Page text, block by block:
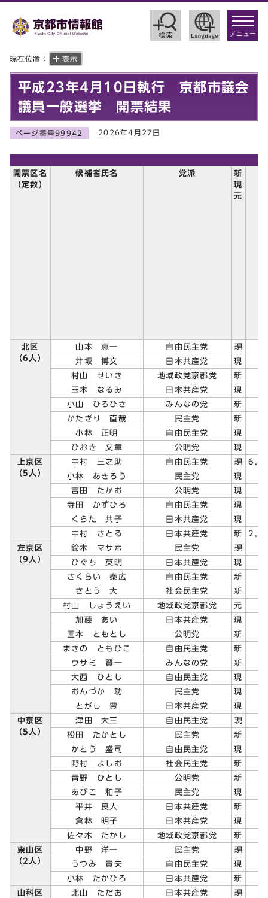
toggle
メニュー
現在位置： 表示
平成23年4月10日執行 京都市議会
議員一般選挙 開票結果
ページ番号99942 2026年4月27日
開票区名
（定数）
候補者氏名 党派
新
現
元
北区
（6人）
山本 恵一 自由民主党
現
井坂 博文
日本共産党
現
村山 せいき
地域政党京都党
新
玉本 なるみ
日本共産党
現
小山 ひろひさ
みんなの党
新
かたぎり 直哉
民主党
新
小林 正明
自由民主党
現
ひおき 文章
公明党
現
上京区
（5人）
中村 三之助 自由民主党 現
小林 あきろう
民主党
現
吉田 たかお
公明党
現
寺田 かずひろ
自由民主党
現
くらた 共子
日本共産党
現
中村 さとる
日本共産党 新
左京区
（9人）
鈴木 マサホ 民主党
現
ひぐち 英明
日本共産党
現
さくらい 泰広
自由民主党
新
さとう 大
社会民主党
新
村山 しょうえい
地域政党京都党 元
加藤 あい
日本共産党
現
国本 ともとし
公明党
新
まきの ともひこ
自由民主党
新
ウサミ 賢一
みんなの党
新
大西 ひとし
自由民主党
現
おんづか 功
民主党
現
とがし 豊
日本共産党
現
中京区
（5人）
津田 大三 自由民主党
現
松田 たかとし
民主党
新
かとう 盛司
自由民主党
現
野村 よしお
社会民主党
新
青野 ひとし
公明党
新
あびこ 和子
民主党
現
平井 良人
日本共産党
新
倉林 明子
日本共産党
現
佐々木 たかし
地域政党京都党
新
東山区
（2人）
中野 洋一 民主党
現
うつみ 貴夫
自由民主党
現
小林 たかひろ
日本共産党
新
山科区
北山 ただお 日本共産党
現